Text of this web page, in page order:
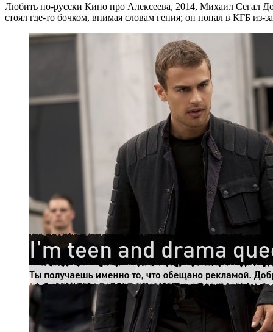
Любить по-русски Кино про Алексеева, 2014, Михаил Сегал
стоял где-то бочком, внимая словам гения; он попал в КГБ